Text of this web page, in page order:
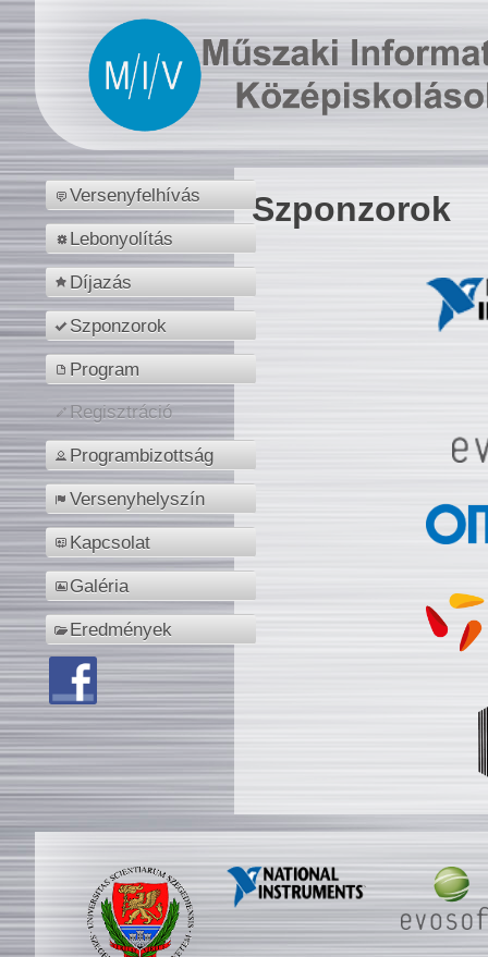
Versenyfelhívás
Lebonyolítás
Díjazás
Szponzorok
Program
Regisztráció
Programbizottság
Versenyhelyszín
Kapcsolat
Galéria
Eredmények
Szponzorok